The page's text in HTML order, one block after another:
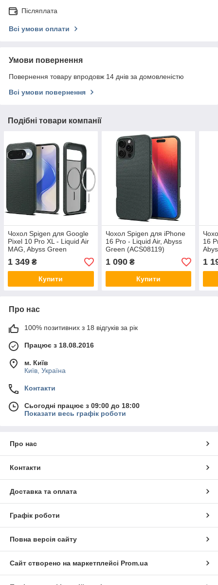
Післяплата
Всі умови оплати
Умови повернення
Повернення товару впродовж 14 днів за домовленістю
Всі умови повернення
Подібні товари компанії
Чохол Spigen для Google
Pixel 10 Pro XL - Liquid Air
MAG, Abyss Green
1 349 ₴
Купити
Чохол Spigen для iPhone
16 Pro - Liquid Air, Abyss
Green (ACS08119)
1 090₴
Купити
16
1
Про нас
100% позитивних з 18 відгуків за рік
Працює з 18.08.2016
м. Київ
Київ, Україна
Контакти
Сьогодні працює з 09:00 до 18:00
Показати весь графік роботи
Про нас
Контакти
Доставка та оплата
Графік роботи
Повна версія сайту
Сайт створено на маркетплейсі Prom.ua